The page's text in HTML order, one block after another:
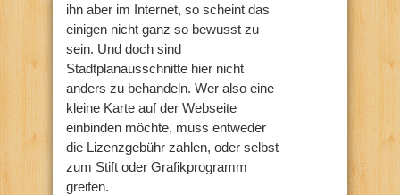
ihn aber im Internet, so scheint das
einigen nicht ganz so bewusst zu
sein. Und doch sind
Stadtplanausschnitte hier nicht
anders zu behandeln. Wer also eine
kleine Karte auf der Webseite
einbinden möchte, muss entweder
die Lizenzgebühr zahlen, oder selbst
zum Stift oder Grafikprogramm
greifen.